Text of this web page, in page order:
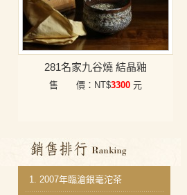
281名家九谷燒 結晶釉
售 價：NT$3300 元
銷售排行
1. 2007年臨滄銀毫沱茶